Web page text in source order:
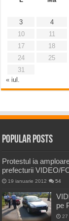
3
4
10
11
17
18
24
25
31
« iul.
Popular Posts
Protestul ia
prefecturii VIDEO/
19 ianuarie 2012 54
pe
27